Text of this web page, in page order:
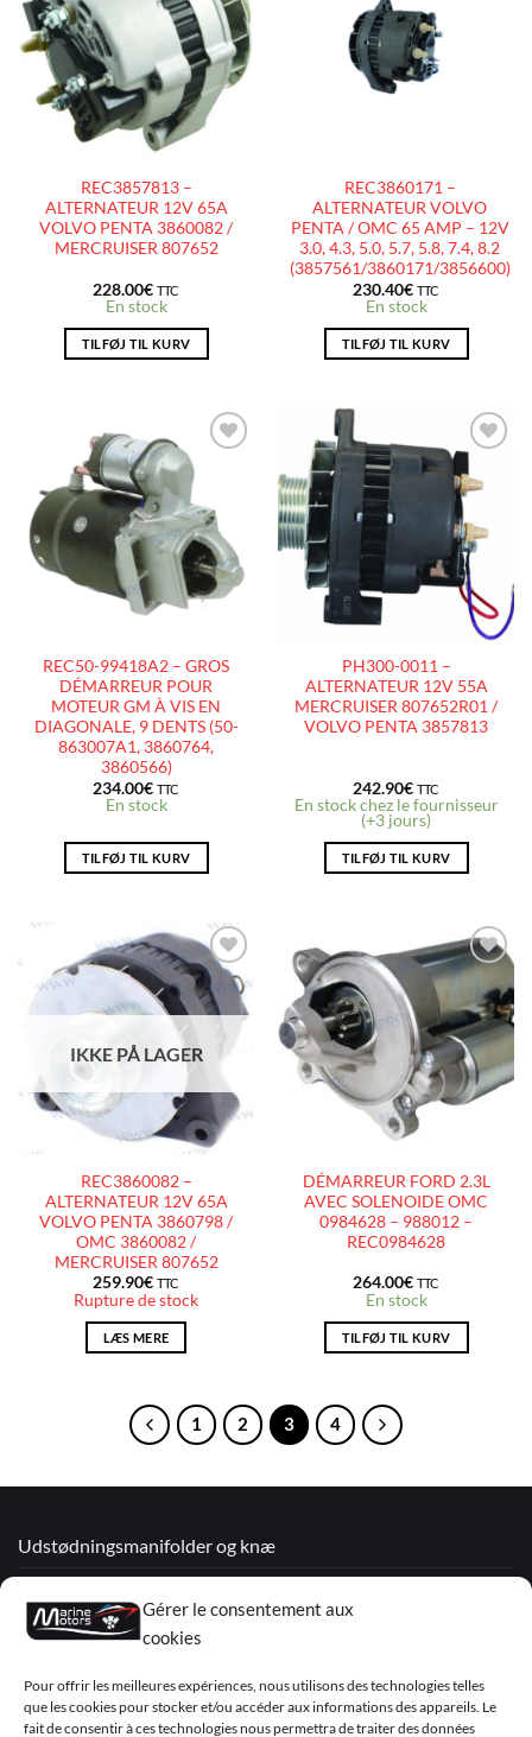
Gérer le consentement aux
cookies
Pour offrir les meilleures expériences, nous utilisons des technologies telles
que les cookies pour stocker et/ou accéder aux informations des appareils. Le
fait de consentir à ces technologies nous permettra de traiter des données
À LA
LISTE
D’ENVIES
REC3857813 –
ALTERNATEUR 12V 65A
VOLVO PENTA 3860082 /
MERCRUISER 807652
228.00€ TTC
En stock
TILFØJ TIL KURV
LISTE
D’ENVIES
REC3860171 –
ALTERNATEUR VOLVO
PENTA / OMC 65 AMP – 12V
3.0, 4.3, 5.0, 5.7, 5.8, 7.4, 8.2
(3857561/3860171/3856600)
230.40€ TTC
En stock
TILFØJ TIL KURV
AJOUTER
À LA
LISTE
D’ENVIES
REC50-99418A2 – GROS
DÉMARREUR POUR
MOTEUR GM À VIS EN
DIAGONALE, 9 DENTS (50-
863007A1, 3860764,
3860566)
234.00€ TTC
En stock
TILFØJ TIL KURV
AJOUTER
À LA
LISTE
D’ENVIES
PH300-0011 –
ALTERNATEUR 12V 55A
MERCRUISER 807652R01 /
VOLVO PENTA 3857813
242.90€ TTC
En stock chez le fournisseur
(+3 jours)
TILFØJ TIL KURV
AJOUTER
À LA
IKKE PÅ LAGER
REC3860082 –
ALTERNATEUR 12V 65A
VOLVO PENTA 3860798 /
OMC 3860082 /
MERCRUISER 807652
259.90€ TTC
Rupture de stock
LÆS MERE
AJOUTER
À LA
LISTE
D’ENVIES
DÉMARREUR FORD 2.3L
AVEC SOLENOIDE OMC
0984628 – 988012 –
REC0984628
264.00€ TTC
En stock
TILFØJ TIL KURV
1 2 3 4
Udstødningsmanifolder og knæ
Mercruiser
VOLVO PENTA / OMC